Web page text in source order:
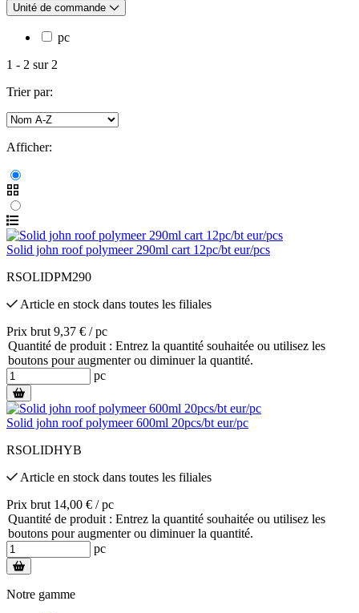
Unité de commande
pc
1 - 2 sur2
Trier par:
Afficher:
Solid john roof polymeer 290ml cart 12pc/bt eur/pcs
RSOLIDPM290
Article en stock dans toutes les filiales
Prix brut 9,37 € / pc
Quantité de produit : Entrez la quantité souhaitée ou utilisez les
boutons pour augmenter ou diminuer la quantité.
pc
Solid john roof polymeer 600ml 20pcs/bt eur/pc
RSOLIDHYB
Article en stock dans toutes les filiales
Prix brut 14,00 € / pc
Quantité de produit : Entrez la quantité souhaitée ou utilisez les
boutons pour augmenter ou diminuer la quantité.
pc
Notre gamme